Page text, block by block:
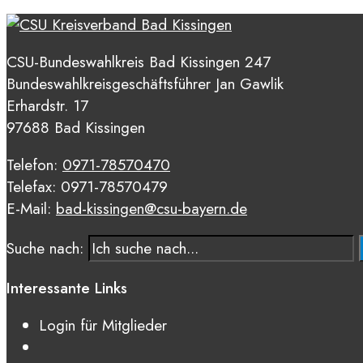
CSU-Bundeswahlkreis Bad Kissingen 247
Bundeswahlkreisgeschäftsführer Jan Gawlik
Erhardstr. 17
97688 Bad Kissingen
Telefon: 0971-78570470
Telefax: 0971-78570479
E-Mail: bad-kissingen@csu-bayern.de
Suche nach:
Interessante Links
Login für Mitglieder